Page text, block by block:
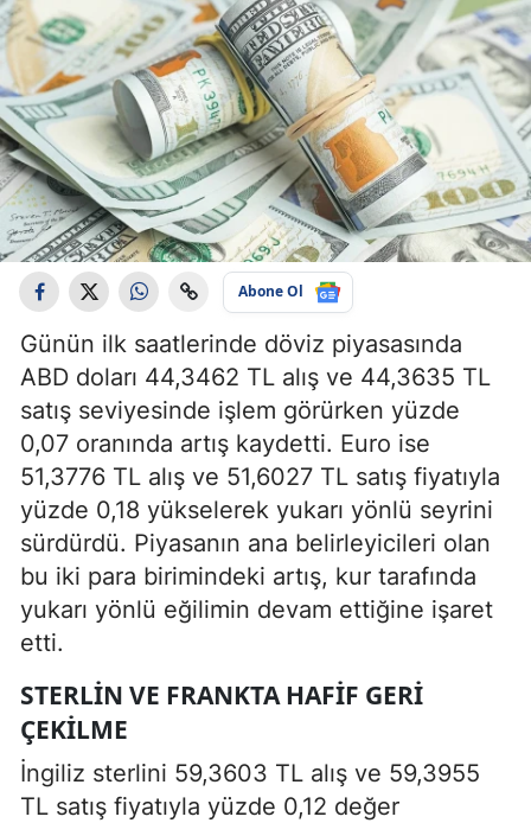
Abone Ol
Günün ilk saatlerinde döviz piyasasında
ABD doları 44,3462 TL alış ve 44,3635 TL
satış seviyesinde işlem görürken yüzde
0,07 oranında artış kaydetti. Euro ise
51,3776 TL alış ve 51,6027 TL satış fiyatıyla
yüzde 0,18 yükselerek yukarı yönlü seyrini
sürdürdü. Piyasanın ana belirleyicileri olan
bu iki para birimindeki artış, kur tarafında
yukarı yönlü eğilimin devam ettiğine işaret
etti.
STERLIN VE FRANKTA HAFIF GERI
ÇEKILME
İngiliz sterlini 59,3603 TL alış ve 59,3955
TL satış fiyatıyla yüzde 0,12 değer